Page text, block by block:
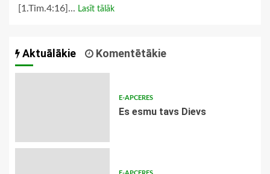
[1.Tim.4:16]... Lasīt tālāk
Aktuālākie Komentētākie
E-APCERES
Es esmu tavs Dievs